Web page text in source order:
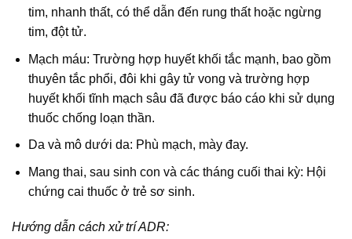
tim, nhanh thất, có thể dẫn đến rung thất hoặc ngừng
tim, đột tử.
Mạch máu: Trường hợp huyết khối tắc mạnh, bao gồm
thuyên tắc phổi, đôi khi gây tử vong và trường hợp
huyết khối tĩnh mạch sâu đã được báo cáo khi sử dụng
thuốc chống loạn thần.
Da và mô dưới da: Phù mạch, mày đay.
Mang thai, sau sinh con và các tháng cuối thai kỳ: Hội
chứng cai thuốc ở trẻ sơ sinh.
Hướng dẫn cách xử trí ADR: